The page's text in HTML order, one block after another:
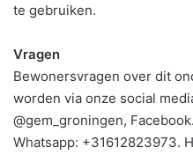
te gebruiken.
Vragen
Bewonersvragen over dit
worden via onze social
@gem_groningen,
Whatsapp: +31612823973.